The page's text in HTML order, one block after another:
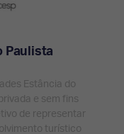
Paulista
Estância do
e sem fins
de representar
turístico